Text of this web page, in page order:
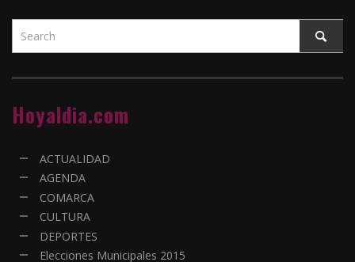
Hoyaldia.com
ACTUALIDAD
AGENDA
COMARCA
CULTURA
DEPORTES
Elecciones Municipales 2015